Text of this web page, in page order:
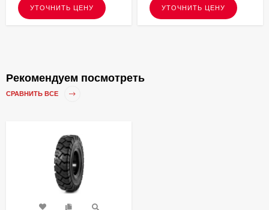
УТОЧНИТЬ ЦЕНУ УТОЧНИТЬ ЦЕНУ
Рекомендуем посмотреть
СРАВНИТЬ ВСЕ